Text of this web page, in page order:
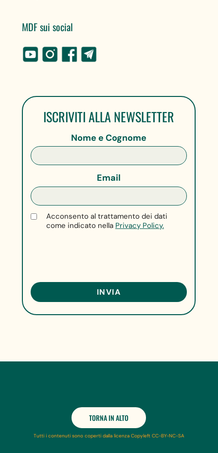
MDF sui social
ISCRIVITI ALLA NEWSLETTER
Nome e Cognome
Email
Acconsento al trattamento dei dati
come indicato nella Privacy Policy.
TORNA IN ALTO
Tutti i contenuti sono coperti dalla licenza Copyleft CC-BY-NC-SA